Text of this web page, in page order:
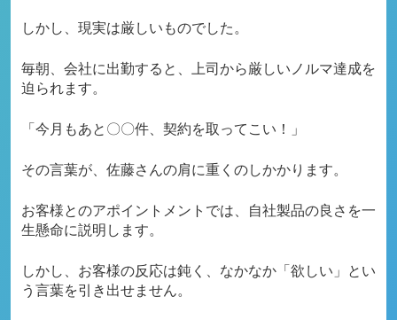
しかし、現実は厳しいものでした。
毎朝、会社に出勤すると、上司から厳しいノルマ達成を
迫られます。
「今月もあと〇〇件、契約を取ってこい！」
その言葉が、佐藤さんの肩に重くのしかかります。
お客様とのアポイントメントでは、自社製品の良さを一
生懸命に説明します。
しかし、お客様の反応は鈍く、なかなか「欲しい」とい
う言葉を引き出せません。